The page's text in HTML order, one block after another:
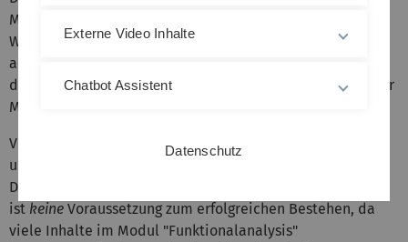
Mathematik/WiMa/MaBi als auch im Master als
Wahlpflichtmodul im Modul Reine Mathematik (Analysis)
angerechnet werden. Außerdem bildet die erste Hälfte
dieser Veranstaltung ein Pflichtmodul für Studierende der
Mathematical Data Science.
Vorausgesetzte Vorkenntnisse sind die Module Analysis 1
und 2, Lineare Algebra 1 oder äquivalente Vorlesungen.
Das Modul "Elemente der Funktionalanalysis"
ist keine Voraussetzung zum erfolgreichen Bestehen, da
viele Inhalte im Modul "Funktionalanalysis"
Externe Video Inhalte
Chatbot Assistent
Datenschutz